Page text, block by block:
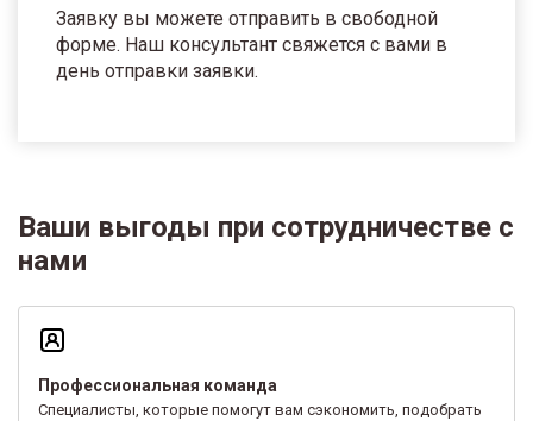
Заявку вы можете отправить в свободной
форме. Наш консультант свяжется с вами в
день отправки заявки.
Ваши выгоды при сотрудничестве с
нами
Профессиональная команда
Специалисты, которые помогут вам сэкономить, подобрать